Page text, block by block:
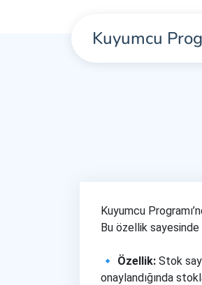
Kuyumcu
Kuyumcu
Bu özellik sayesinde
🔹 Özellik: Stok
onaylandığında